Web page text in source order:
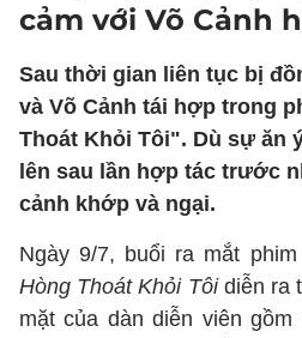
cảm với Võ Cảnh
Sau thời gian liên tục bị
và Võ Cảnh tái hợp trong
Thoát Khỏi Tôi". Dù sự ăn
lên sau lần hợp tác trước
cảnh khớp và ngại.
Ngày 9/7, buổi ra mắt
Hòng Thoát Khỏi Tôidiễn ra
mặt của dàn diễn viên gồm